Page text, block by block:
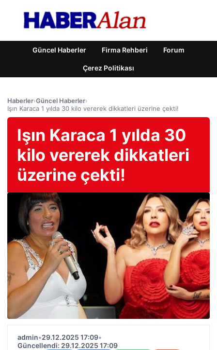
Güncel Haberler Firma Rehberi Forum
Çerez Politikası
Haberler›Güncel Haberler›
Işın Karaca 1 yılda 30 kilo vererek dikkatleri üzerine çekti!
Işın Karaca 1 yılda 30
kilo vererek dikkatleri
üzerine çekti!
admin•29.12.2025 17:09•
Güncellendi: 29.12.2025 17:09